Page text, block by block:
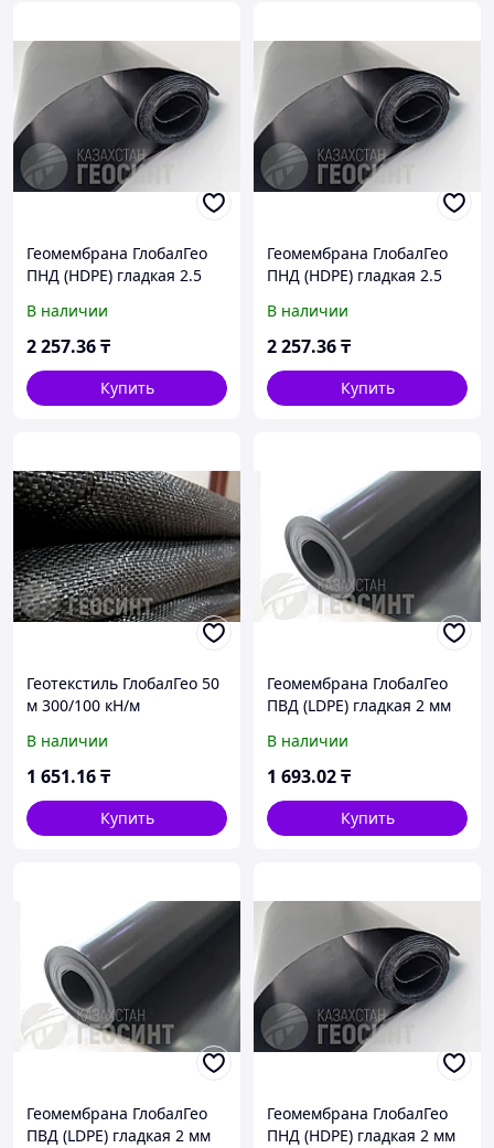
Геомембрана ГлобалГео
ПНД (HDPE) гладкая 2.5
В наличии
2 257.36₸
Купить
Геомембрана ГлобалГео
ПНД (HDPE) гладкая 2.5
В наличии
2 257.36₸
Купить
Геотекстиль ГлобалГео 50
м 300/100 кН/м
В наличии
1 651.16₸
Купить
Геомембрана ГлобалГео
ПВД (LDPE) гладкая 2 мм
В наличии
1 693.02₸
Купить
Геомембрана ГлобалГео
ПВД (LDPE) гладкая 2 мм
Геомембрана ГлобалГео
ПНД (HDPE) гладкая 2 мм